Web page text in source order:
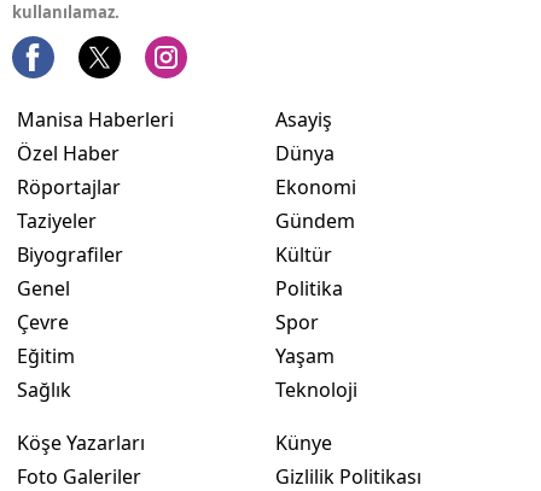
kullanılamaz.
Manisa Haberleri
Özel Haber
Röportajlar
Taziyeler
Biyografiler
Genel
Çevre
Eğitim
Sağlık
Asayiş
Dünya
Ekonomi
Gündem
Kültür
Politika
Spor
Yaşam
Teknoloji
Köşe Yazarları
Foto Galeriler
Künye
Gizlilik Politikası